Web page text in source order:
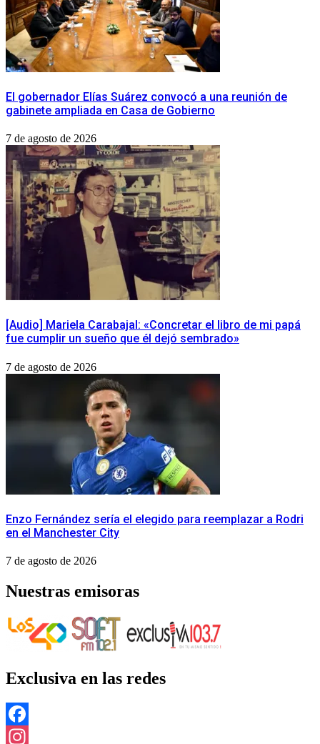
​El gobernador Elías Suárez convocó a una reunión de
gabinete ampliada en Casa de Gobierno
7 de agosto de 2026
[Audio] Mariela Carabajal: «Concretar el libro de mi papá
fue cumplir un sueño que él dejó sembrado»
7 de agosto de 2026
Enzo Fernández sería el elegido para reemplazar a Rodri
en el Manchester City
7 de agosto de 2026
Nuestras emisoras
Exclusiva en las redes
Facebook